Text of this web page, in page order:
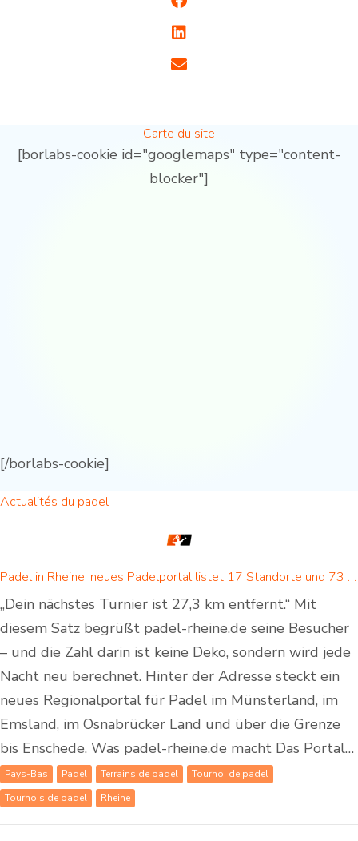
Carte du site
[borlabs-cookie id="googlemaps" type="content-
blocker"]
[/borlabs-cookie]
Actualités du padel
Padel in Rheine: neues Padelportal listet 17 Standorte und 73 Padel-Courts in Rheine und Umgebung
„Dein nächstes Turnier ist 27,3 km entfernt.“ Mit
diesem Satz begrüßt padel-rheine.de seine Besucher
– und die Zahl darin ist keine Deko, sondern wird jede
Nacht neu berechnet. Hinter der Adresse steckt ein
neues Regionalportal für Padel im Münsterland, im
Emsland, im Osnabrücker Land und über die Grenze
bis Enschede. Was padel-rheine.de macht Das Portal…
Pays-Bas Padel Terrains de padel
Tournoi de padel
Tournois de padel
Rheine